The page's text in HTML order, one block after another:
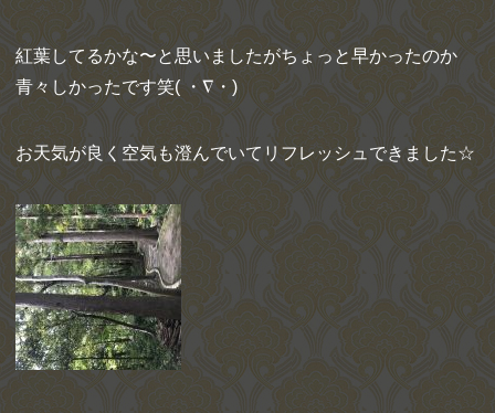
紅葉してるかな〜と思いましたがちょっと早かったのか
青々しかったです笑( ・∇・)
お天気が良く空気も澄んでいてリフレッシュできました☆